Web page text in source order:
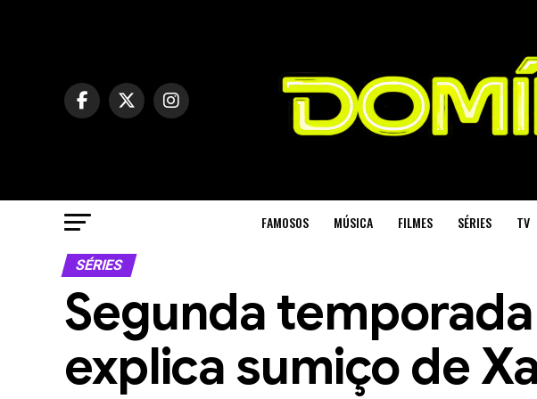
FAMOSOS MÚSICA FILMES SÉRIES TV
SÉRIES
Segunda
explica sumiço de